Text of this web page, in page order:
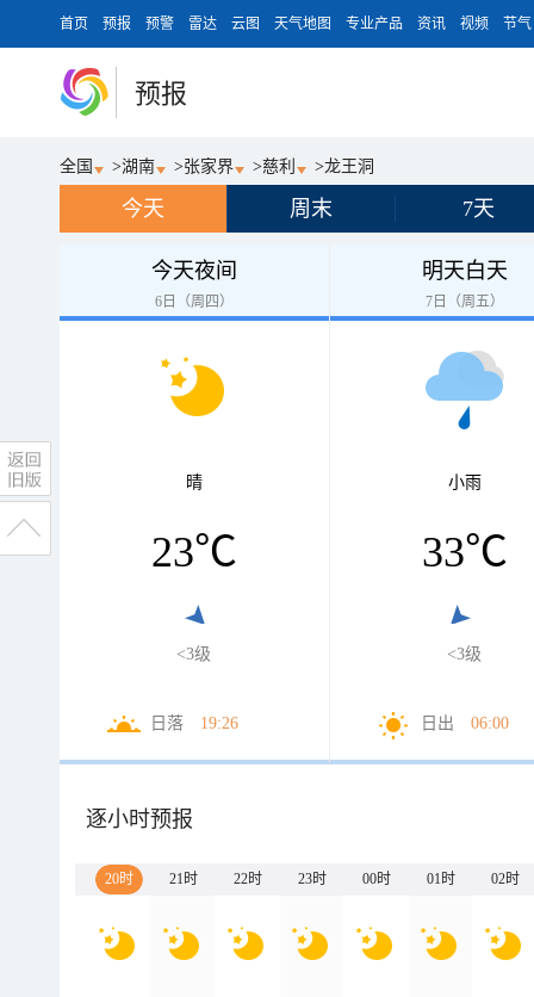
首页 预报 预警 雷达 云图 天气地图 专业产品 资讯 视频 节气
预报
全国 >湖南 >张家界 >慈利 >龙王洞
今天 周末 7天
今天夜间
6日（周四）
晴
23℃
<3级
日落 19:26
明天白天
7日（周五）
小雨
33℃
<3级
日出 06:00
逐小时预报
20时 21时 22时 23时 00时 01时 02时